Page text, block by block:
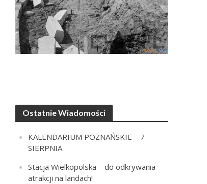
Ostatnie Wiadomości
KALENDARIUM POZNAŃSKIE – 7
SIERPNIA
Stacja Wielkopolska – do odkrywania
atrakcji na landach!